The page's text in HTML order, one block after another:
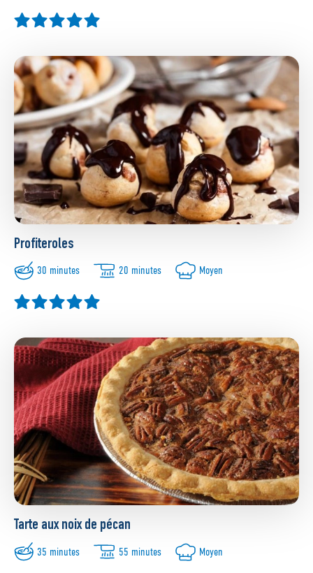
Profiteroles
30 minutes 20 minutes Moyen
Tarte aux noix de pécan
35 minutes 55 minutes Moyen